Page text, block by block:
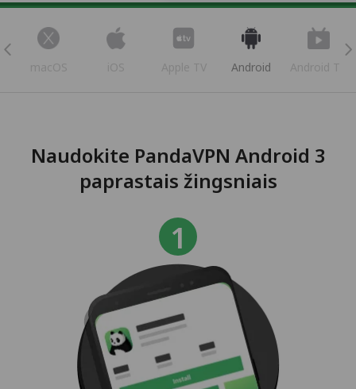
macOS iOS Apple TV Android Android TV
Naudokite PandaVPN Android 3
paprastais žingsniais